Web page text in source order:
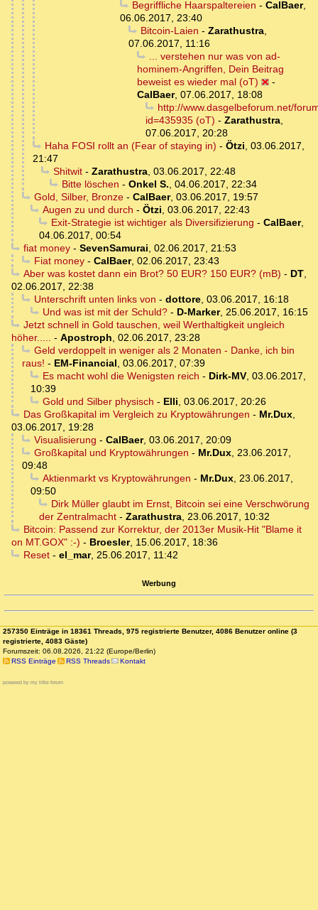
Begriffliche Haarspaltereien - CalBaer,
06.06.2017, 23:40
Bitcoin-Laien - Zarathustra,
07.06.2017, 11:16
... verstehen nur was von ad-
hominem-Angriffen, Dein Beitrag
beweist es wieder mal (oT)
-
CalBaer, 07.06.2017, 18:08
http://www.dasgelbeforum.net/
id=435935 (oT) - Zarathustra,
07.06.2017, 20:28
Haha FOSI rollt an (Fear of staying in) - Ötzi, 03.06.2017,
21:47
Shitwit- Zarathustra, 03.06.2017, 22:48
Bitte löschen - Onkel S., 04.06.2017, 22:34
Gold, Silber, Bronze- CalBaer, 03.06.2017, 19:57
Augen zu und durch - Ötzi, 03.06.2017, 22:43
Exit-Strategie ist wichtiger als Diversifizierung - CalBaer,
04.06.2017, 00:54
fiat money- SevenSamurai, 02.06.2017, 21:53
Fiat money- CalBaer, 02.06.2017, 23:43
Aber was kostet dann ein Brot? 50 EUR? 150 EUR? (mB) - DT,
02.06.2017, 22:38
Unterschrift unten links von - dottore, 03.06.2017, 16:18
Und was ist mit der Schuld?- D-Marker, 25.06.2017, 16:15
Jetzt schnell in Gold tauschen, weil Werthaltigkeit ungleich
höher..... - Apostroph, 02.06.2017, 23:28
Geld verdoppelt in weniger als 2 Monaten - Danke, ich bin
raus! - EM-Financial, 03.06.2017, 07:39
Es macht wohl die Wenigsten reich - Dirk-MV, 03.06.2017,
10:39
Gold und Silber physisch - Elli, 03.06.2017, 20:26
Das Großkapital im Vergleich zu Kryptowährungen - Mr.Dux,
03.06.2017, 19:28
Visualisierung - CalBaer, 03.06.2017, 20:09
Großkapital und Kryptowährungen - Mr.Dux, 23.06.2017,
09:48
Aktienmarkt vs Kryptowährungen - Mr.Dux, 23.06.2017,
09:50
Dirk Müller glaubt im Ernst, Bitcoin sei eine Verschwörung
der Zentralmacht - Zarathustra, 23.06.2017, 10:32
Bitcoin: Passend zur Korrektur, der 2013er Musik-Hit "Blame it
on MT.GOX" :-) - Broesler, 15.06.2017, 18:36
Reset- el_mar, 25.06.2017, 11:42
Werbung
257350 Einträge in 18361 Threads, 975 registrierte Benutzer, 4086 Benutzer online (3
registrierte, 4083 Gäste)
Forumszeit: 06.08.2026, 21:22 (Europe/Berlin)
RSS Einträge
RSS Threads Kontakt
powered by my little forum